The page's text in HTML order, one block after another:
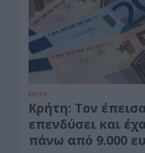
ΚΡΗΤΗ
Κρήτη: Τον
επενδύσει και
πάνω από 9.000